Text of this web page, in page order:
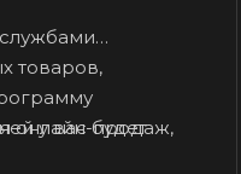
товаров,
у вас будет
онлайн-продаж,